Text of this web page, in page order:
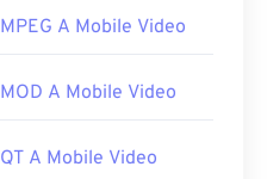
MPEG A Mobile Video
MOD A Mobile Video
QT A Mobile Video